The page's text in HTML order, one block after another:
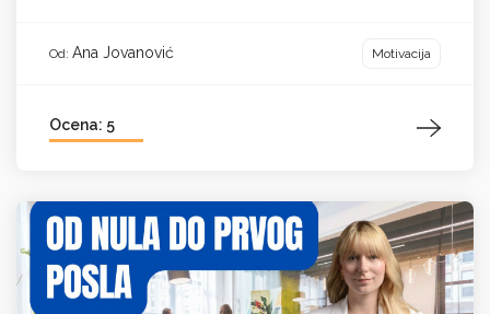
Od: Ana Jovanović Motivacija
Ocena: 5